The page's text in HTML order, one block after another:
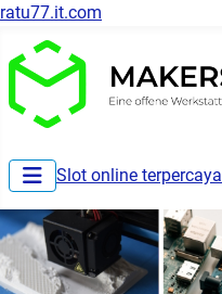
ratu77.it.com
Slot online terpercaya